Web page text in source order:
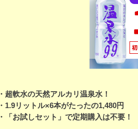
・超軟水の天然アルカリ温泉水！
・1.9リットル×6本がたったの1,480円
・「お試しセット」で定期購入は不要！